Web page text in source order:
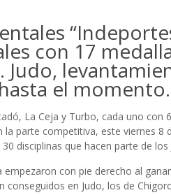
con 17
Judo,
el momento.
La Ceja y Turbo, cada uno
parte competitiva, este viernes
disciplinas que hacen parte de
con pie derecho al
conseguidos en Judo, los de